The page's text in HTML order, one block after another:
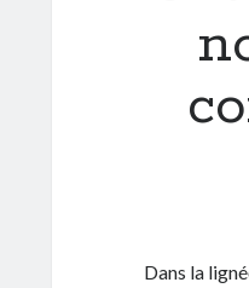
Dans la